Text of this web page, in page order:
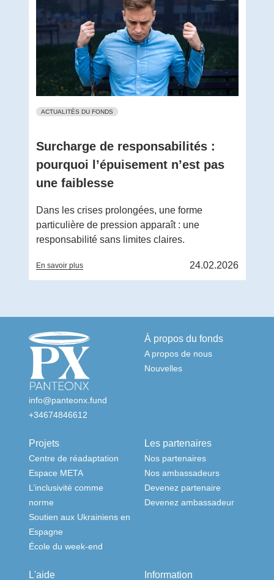
ACTUALITÉS DU FONDS
Surcharge de responsabilités :
pourquoi l’épuisement n’est pas
une faiblesse
Dans les crises prolongées, une forme
particulière de pression apparaît : une
responsabilité sans limites claires.
En savoir plus 24.02.2026
info@panteonx.fund
+34674846612
À propos du fonds
A propos de nous
Nouvelles
Projets
Centre de réadaptation
Espace META
L’inclusivité comme
norme
Soutien aux Ukrainiens en
Espagne
École du week-end
Les partenaires
Nos partenaires
Nos ambassadeurs
Devenez partenaire
Devenez ambassadeur
L'aide Information